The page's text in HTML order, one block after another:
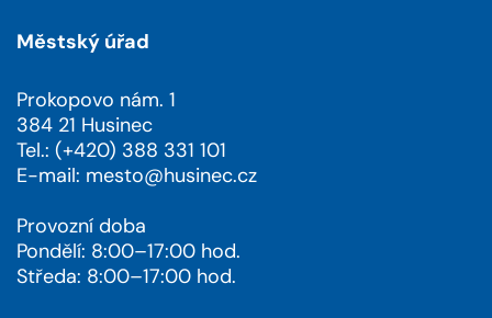
Městský úřad
Prokopovo nám. 1
384 21 Husinec
Tel.: (+420) 388 331 101
E-mail: mesto@husinec.cz
Provozní doba
Pondělí: 8:00–17:00 hod.
Středa: 8:00–17:00 hod.